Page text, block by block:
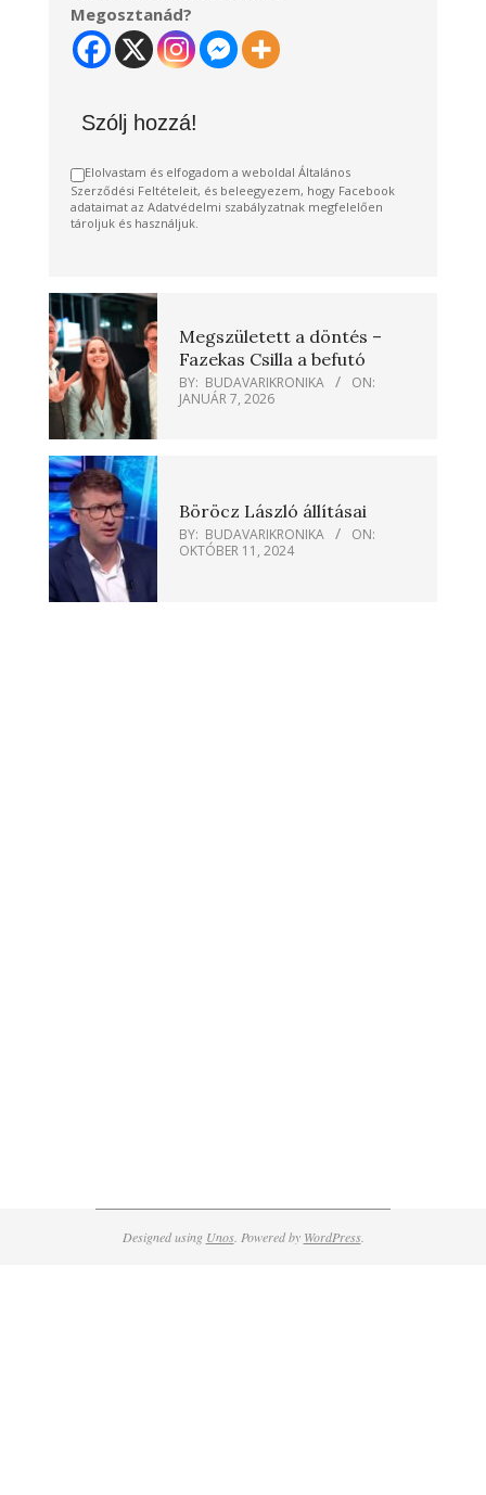
Megosztanád?
Szólj hozzá!
Elolvastam és elfogadom a weboldal Általános
Szerződési Feltételeit, és beleegyezem, hogy Facebook
adataimat az Adatvédelmi szabályzatnak megfelelően
tároljuk és használjuk.
Megszületett a döntés –
Fazekas Csilla a befutó
BY: BUDAVARIKRONIKA
ON:
JANUÁR 7, 2026
Böröcz László állításai
BY: BUDAVARIKRONIKA
ON:
OKTÓBER 11, 2024
Designed using Unos. Powered by WordPress.